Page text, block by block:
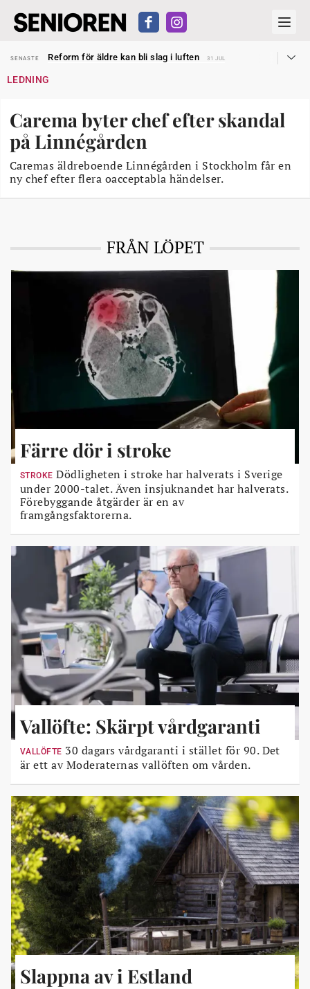
SENASTE
Reform för äldre kan bli slag i luften
31 JUL
SENASTE
Dom öppnar för rätt till garantipension
SENASTE
Liten höjning av garantipensionen
27 JUL
SENASTE
Sven Hagströmer sommarpratar
26 JUL
SENASTE
Reform för äldre kan bli slag i luften
LEDNING
Carema byter chef efter skandal
på Linnégården
Caremas äldreboende Linnégården i Stockholm får en
ny chef efter flera oacceptabla händelser.
FRÅN LÖPET
Färre dör i stroke
STROKE Dödligheten i stroke har halverats i Sverige
under 2000-talet. Även insjuknandet har halverats.
Förebyggande åtgärder är en av
framgångsfaktorerna.
Vallöfte: Skärpt vårdgaranti
VALLÖFTE 30 dagars vårdgaranti i stället för 90. Det
är ett av Moderaternas vallöften om vården.
Slappna av i Estland